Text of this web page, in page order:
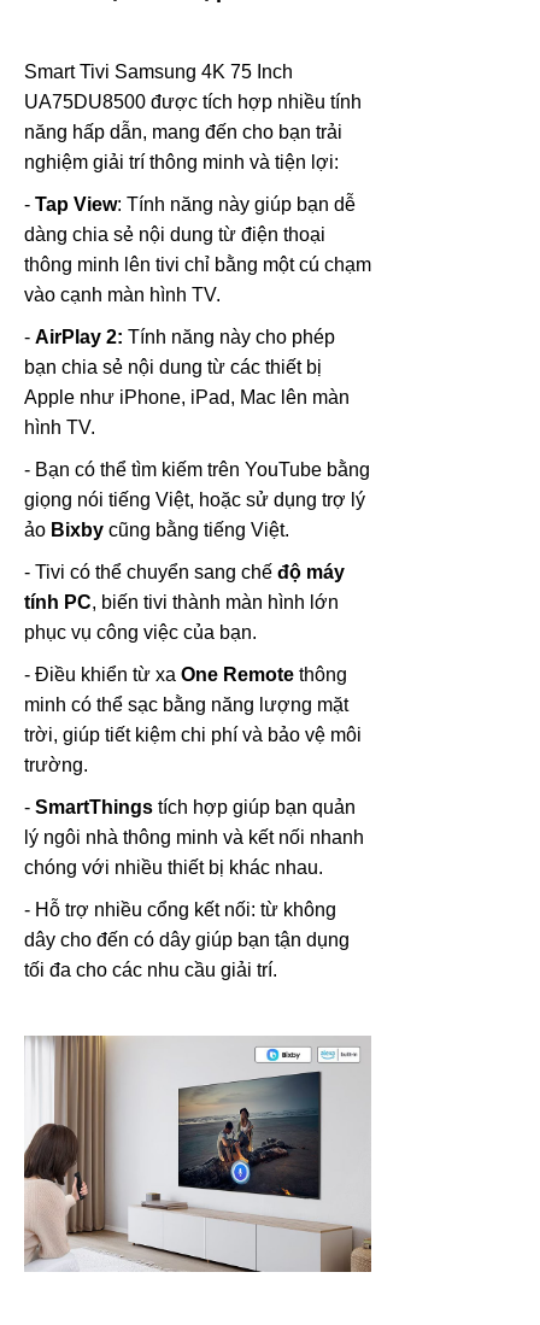
Smart Tivi Samsung 4K 75 Inch
UA75DU8500 được tích hợp nhiều tính
năng hấp dẫn, mang đến cho bạn trải
nghiệm giải trí thông minh và tiện lợi:
- Tap View: Tính năng này giúp bạn dễ
dàng chia sẻ nội dung từ điện thoại
thông minh lên tivi chỉ bằng một cú chạm
vào cạnh màn hình TV.
- AirPlay 2: Tính năng này cho phép
bạn chia sẻ nội dung từ các thiết bị
Apple như iPhone, iPad, Mac lên màn
hình TV.
- Bạn có thể tìm kiếm trên YouTube bằng
giọng nói tiếng Việt, hoặc sử dụng trợ lý
ảo Bixby cũng bằng tiếng Việt.
- Tivi có thể chuyển sang chế độ máy
tính PC, biến tivi thành màn hình lớn
phục vụ công việc của bạn.
- Điều khiển từ xa One Remote thông
minh có thể sạc bằng năng lượng mặt
trời, giúp tiết kiệm chi phí và bảo vệ môi
trường.
- SmartThings tích hợp giúp bạn quản
lý ngôi nhà thông minh và kết nối nhanh
chóng với nhiều thiết bị khác nhau.
- Hỗ trợ nhiều cổng kết nối: từ không
dây cho đến có dây giúp bạn tận dụng
tối đa cho các nhu cầu giải trí.